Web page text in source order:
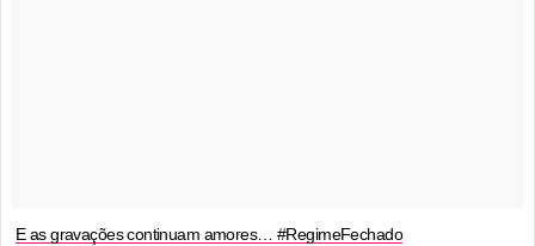
E as gravações continuam amores… #RegimeFechado